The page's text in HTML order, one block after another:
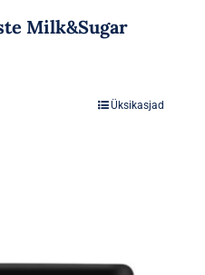
Milk&Sugar
Üksikasjad